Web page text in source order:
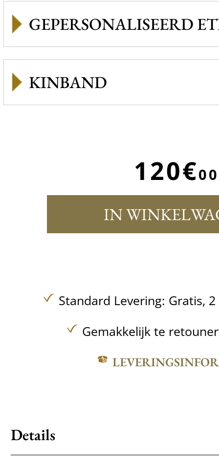
GEPERSONALISEERD
KINBAND
120€00
IN
Standard Levering: Gratis,
Gemakkelijk te
Details